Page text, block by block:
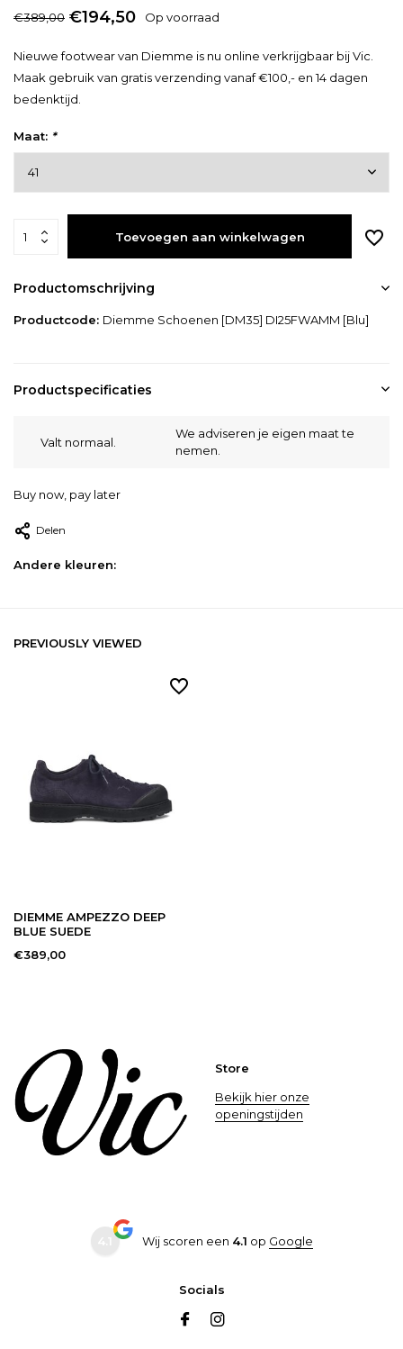
€389,00 €194,50 Op voorraad
Nieuwe footwear van Diemme is nu online verkrijgbaar bij Vic.
Maak gebruik van gratis verzending vanaf €100,- en 14 dagen
bedenktijd.
Maat: *
Toevoegen aan winkelwagen
Productomschrijving
Productcode: Diemme Schoenen [DM35] DI25FWAMM [Blu]
Productspecificaties
Valt normaal.
We adviseren je eigen maat te
nemen.
Buy now, pay later
Delen
Andere kleuren:
PREVIOUSLY VIEWED
DIEMME AMPEZZO DEEP
BLUE SUEDE
€389,00
Store
Bekijk hier onze
openingstijden
Wij scoren een 4.1 op Google
Socials